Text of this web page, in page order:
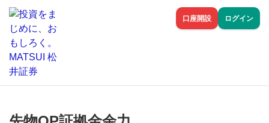
口座開設 ログイン